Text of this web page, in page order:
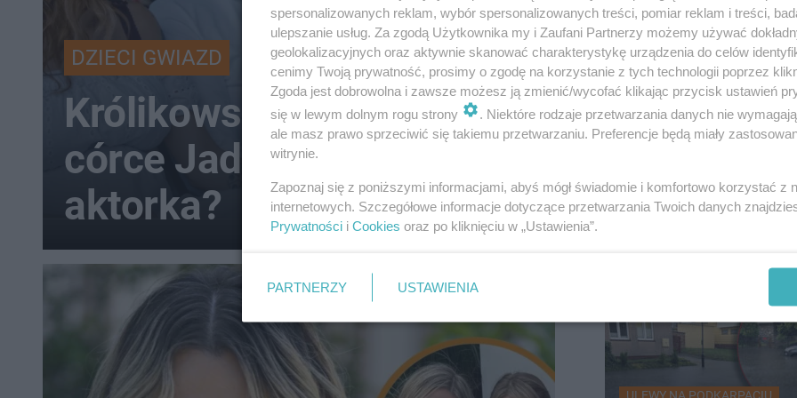
DZIECI GWIAZD
Królikowski opowiada o
córce Jadzi. Rośnie wybitna
aktorka?
Tragiczny finał
zaginionego 30-latka.
spersonalizowanych reklam, wybór spersonalizowanych treści, pomiar reklam i treści,
ulepszanie usług. Za zgodą Użytkownika my i Zaufani Partnerzy możemy używać
geolokalizacyjnych oraz aktywnie skanować charakterystykę urządzenia do celów
cenimy Twoją prywatność, prosimy o zgodę na korzystanie z tych technologii poprzez
Zgoda jest dobrowolna i zawsze możesz ją zmienić/wycofać klikając przycisk ustawień
się w lewym dolnym rogu strony
. Niektóre rodzaje przetwarzania danych nie
ale masz prawo sprzeciwić się takiemu przetwarzaniu. Preferencje będą miały
witrynie.
Zapoznaj się z poniższymi informacjami, abyś mógł świadomie i komfortowo korzystać z
internetowych. Szczegółowe informacje dotyczące przetwarzania Twoich danych
Prywatności i Cookies oraz po kliknięciu w „Ustawienia”.
PARTNERZY USTAWIENIA